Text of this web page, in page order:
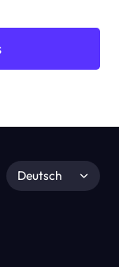
Deutsch